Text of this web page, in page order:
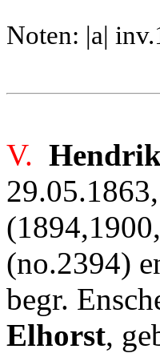
Noten: |a|
V.
(no.2394)
begr.
Elhorst,